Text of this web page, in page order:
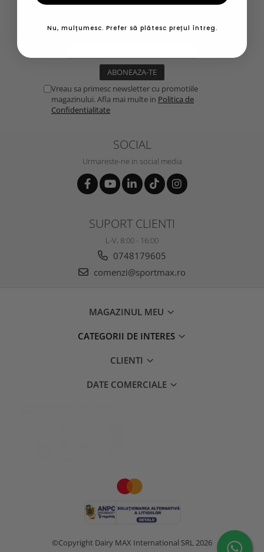
Nu rata ofertele si promotiile noastre
Vreau sa primesc newsletter cu promotiile
magazinului. Afla mai multe in Politica de
Confidentialitate
SOCIAL
Urmareste-ne in social media
SUPORT CLIENTI
L-V, 8:00 - 16:00
0748179605
comenzi@sportmax.ro
MAGAZINUL MEU
CATEGORII DE INTERES
CLIENTI
DATE COMERCIALE
©Copyright Dairy MAX International SRL 2026
Nu, mulțumesc. Prefer să plătesc prețul întreg.